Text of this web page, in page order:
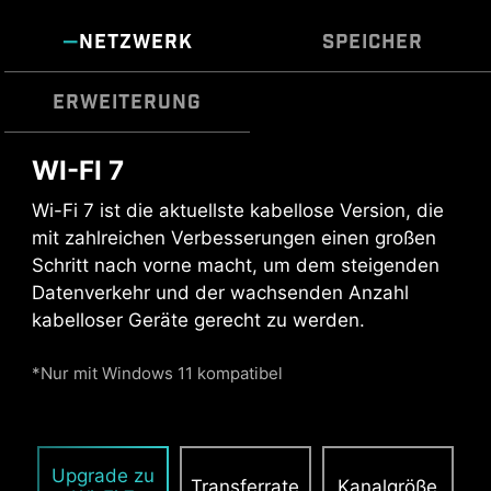
* Die Abbildung oben ist eine illustrative Referenz.
Weitere Details findest du auf den Seiten mit den
Spezifikationen.
ÜBERSTROMSCHUTZ
Überstromschutz (OCP) ein hohes Maß an
Sicherheit. Wichtige Komponenten wie USB-
optimalen Betrieb mit einem Klick.
Mehrere Profile
NETZWERK SPEICHER
ERWEITERUNG
WI-FI 7
Wi-Fi 7 ist die aktuellste kabellose Version, die
mit zahlreichen Verbesserungen einen großen
Schritt nach vorne macht, um dem steigenden
Datenverkehr und der wachsenden Anzahl
kabelloser Geräte gerecht zu werden.
*Nur mit Windows 11 kompatibel
Upgrade zu
MSI Gaming Mainboards unterstützen USB
Front Typ-C, damit sich Gamer mit den
neuesten USB-Geräten verbinden können. Baue
ein System mit einem MSI Gehäuse auf und
erlebe es so bequem wie möglich.